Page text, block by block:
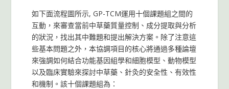
如下面流程圖所示, GP-TCM運用十個課題組之間的
互動，來審查當前中草藥質量控制、成分提取與分析
的狀況，找出其中難題和提出解決方案。除了注意這
些基本問題之外，本協調項目的核心將通過多種論壇
來強調如何結合功能基因組學和細胞模型、動物模型
以及臨床實驗來探討中草藥、針灸的安全性、有效性
和機制。該十個課題組為：